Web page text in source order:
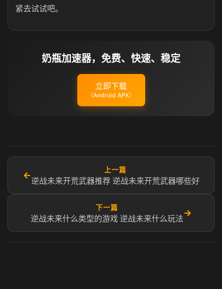
紧去试试吧。
奶瓶加速器，免费、快速、稳定
立即下载
（Android APK）
←
上一篇
逆战未来开荒武器推荐 逆战未来开荒武器哪些好
下一篇
逆战未来什么类型的游戏 逆战未来什么玩法
→